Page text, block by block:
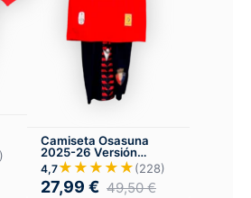
Camiseta Osasuna
2025-26 Versión
Infantil Local
4,7★★★★★(228)
27,99 € 49,50€